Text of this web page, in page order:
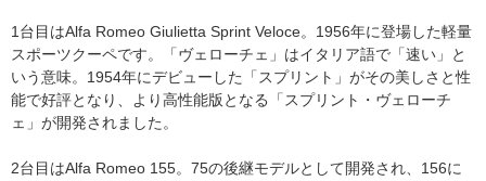
1台目はAlfa Romeo Giulietta Sprint Veloce。1956年に登場した軽量
スポーツクーペです。「ヴェローチェ」はイタリア語で「速い」と
いう意味。1954年にデビューした「スプリント」がその美しさと性
能で好評となり、より高性能版となる「スプリント・ヴェローチ
ェ」が開発されました。
2台目はAlfa Romeo 155。75の後継モデルとして開発され、156に